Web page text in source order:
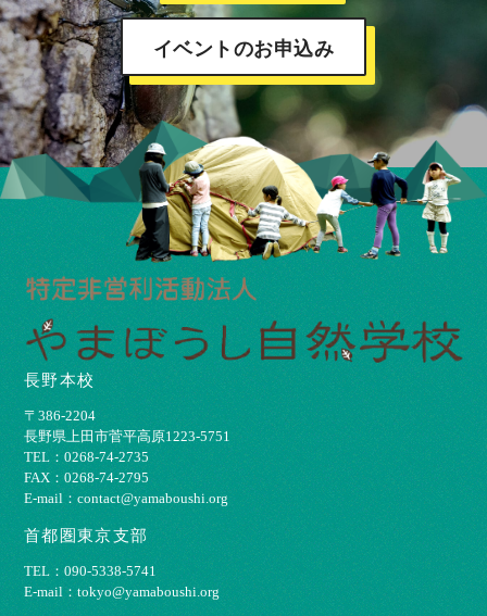
イベントのお申込み
長野本校
〒386-2204
⻑野県上⽥市菅平⾼原1223-5751
TEL：0268-74-2735
FAX：0268-74-2795
E-mail：contact@yamaboushi.org
首都圏東京支部
TEL：090-5338-5741
E-mail：tokyo@yamaboushi.org